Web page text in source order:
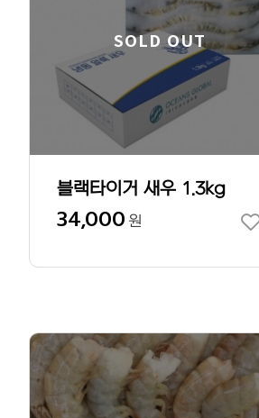
SOLD OUT
블랙타이거 새우 1.3kg
34,000 원